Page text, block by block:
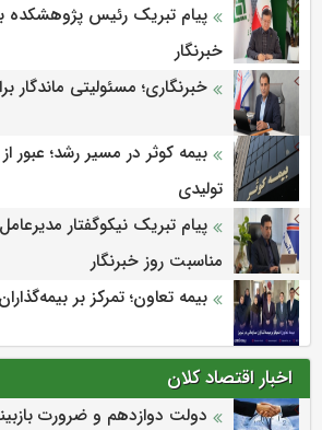
پیام تبریک رئیس پژوهشکده
خبرنگار
خبرنگاری؛ مسئولیتی ماندگار
تولیدی
پیام تبریک نیکوگفتار
مناسبت روز خبرنگار
بیمه تعاون؛ تمرکز بر
اخبار اقتصاد کلان
دولت دوازدهم و ضرورت